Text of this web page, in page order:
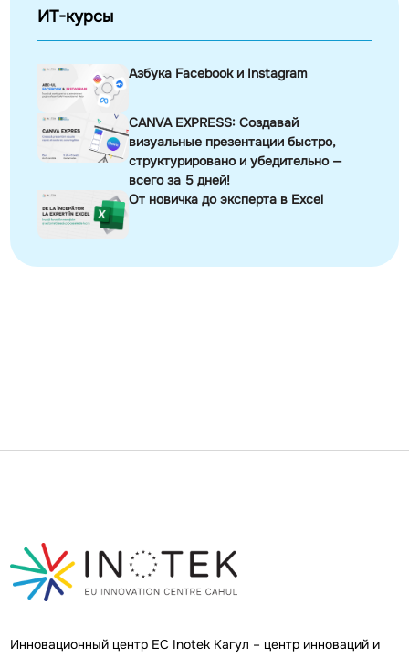
ИТ-курсы
Азбука Facebook и Instagram
CANVA EXPRESS: Создавай
визуальные презентации быстро,
структурировано и убедительно —
всего за 5 дней!
От новичка до эксперта в Excel
Инновационный центр ЕС Inotek Кагул – центр инноваций и